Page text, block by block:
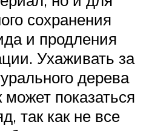
сохранения
и продления
Ухаживать за
дерева
может показаться
так как не все